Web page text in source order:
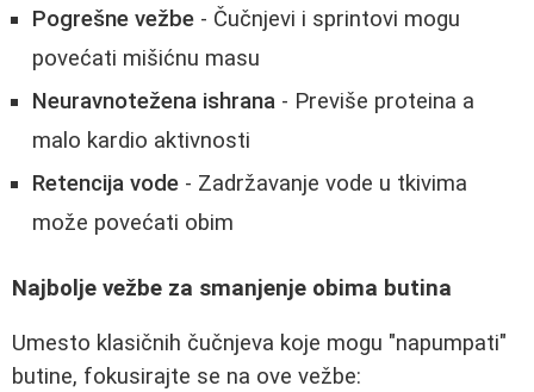
Pogrešne vežbe - Čučnjevi i sprintovi mogu
povećati mišićnu masu
Neuravnotežena ishrana - Previše proteina a
malo kardio aktivnosti
Retencija vode - Zadržavanje vode u tkivima
može povećati obim
Najbolje vežbe za smanjenje obima butina
Umesto klasičnih čučnjeva koje mogu "napumpati"
butine, fokusirajte se na ove vežbe: